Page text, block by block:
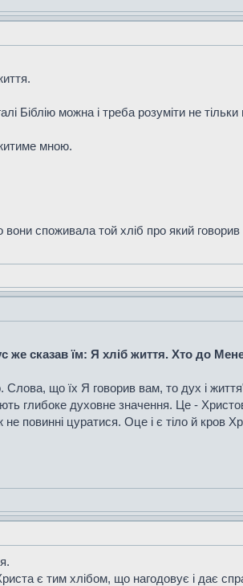
Біблію можна і треба розуміти не
мною.
споживала той хліб про який говорив
сказав їм: Я хліб життя. Хто до
що їх Я говорив вам, то дух і
глибоке духовне значення. Це -
повинні цуратися. Оце і є тіло й кров
є тим хлібом, що нагодовує і дає